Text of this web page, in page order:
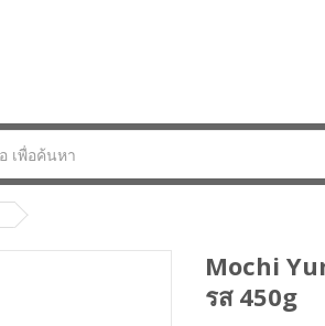
Mochi
รส 450g